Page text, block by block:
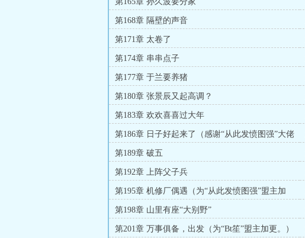
第168章 隔壁的声音
第171章 太卷了
第174章 串串点子
第177章 于兰要养猪
第180章 张景辰又起高调？
第183章 欢欢喜喜过大年
第186章 日子好起来了（感谢“从此发愤图强”大佬
打赏盟主）
第189章 破五
第192章 上阵父子兵
第195章 机修厂偶遇（为“从此发愤图强”盟主加
更）
第198章 山里有座“大别野”
第201章 万事俱备，出发（为“Bt笙”盟主加更。）